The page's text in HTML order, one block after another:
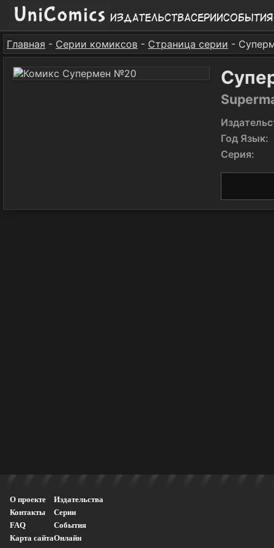
ИздательстваСерииСобытия
Главная - Серии комиксов - Страница серии -
Год Язык:
Серия:
О проекте
Контакты
FAQ
Карта сайта
Издательства
Серии
События
Онлайн